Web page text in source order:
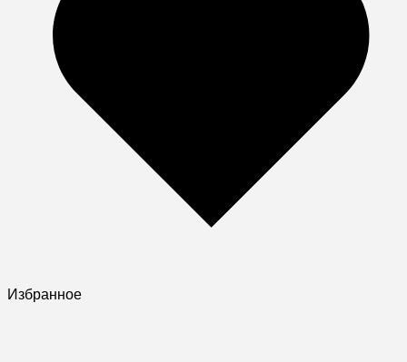
Избранное